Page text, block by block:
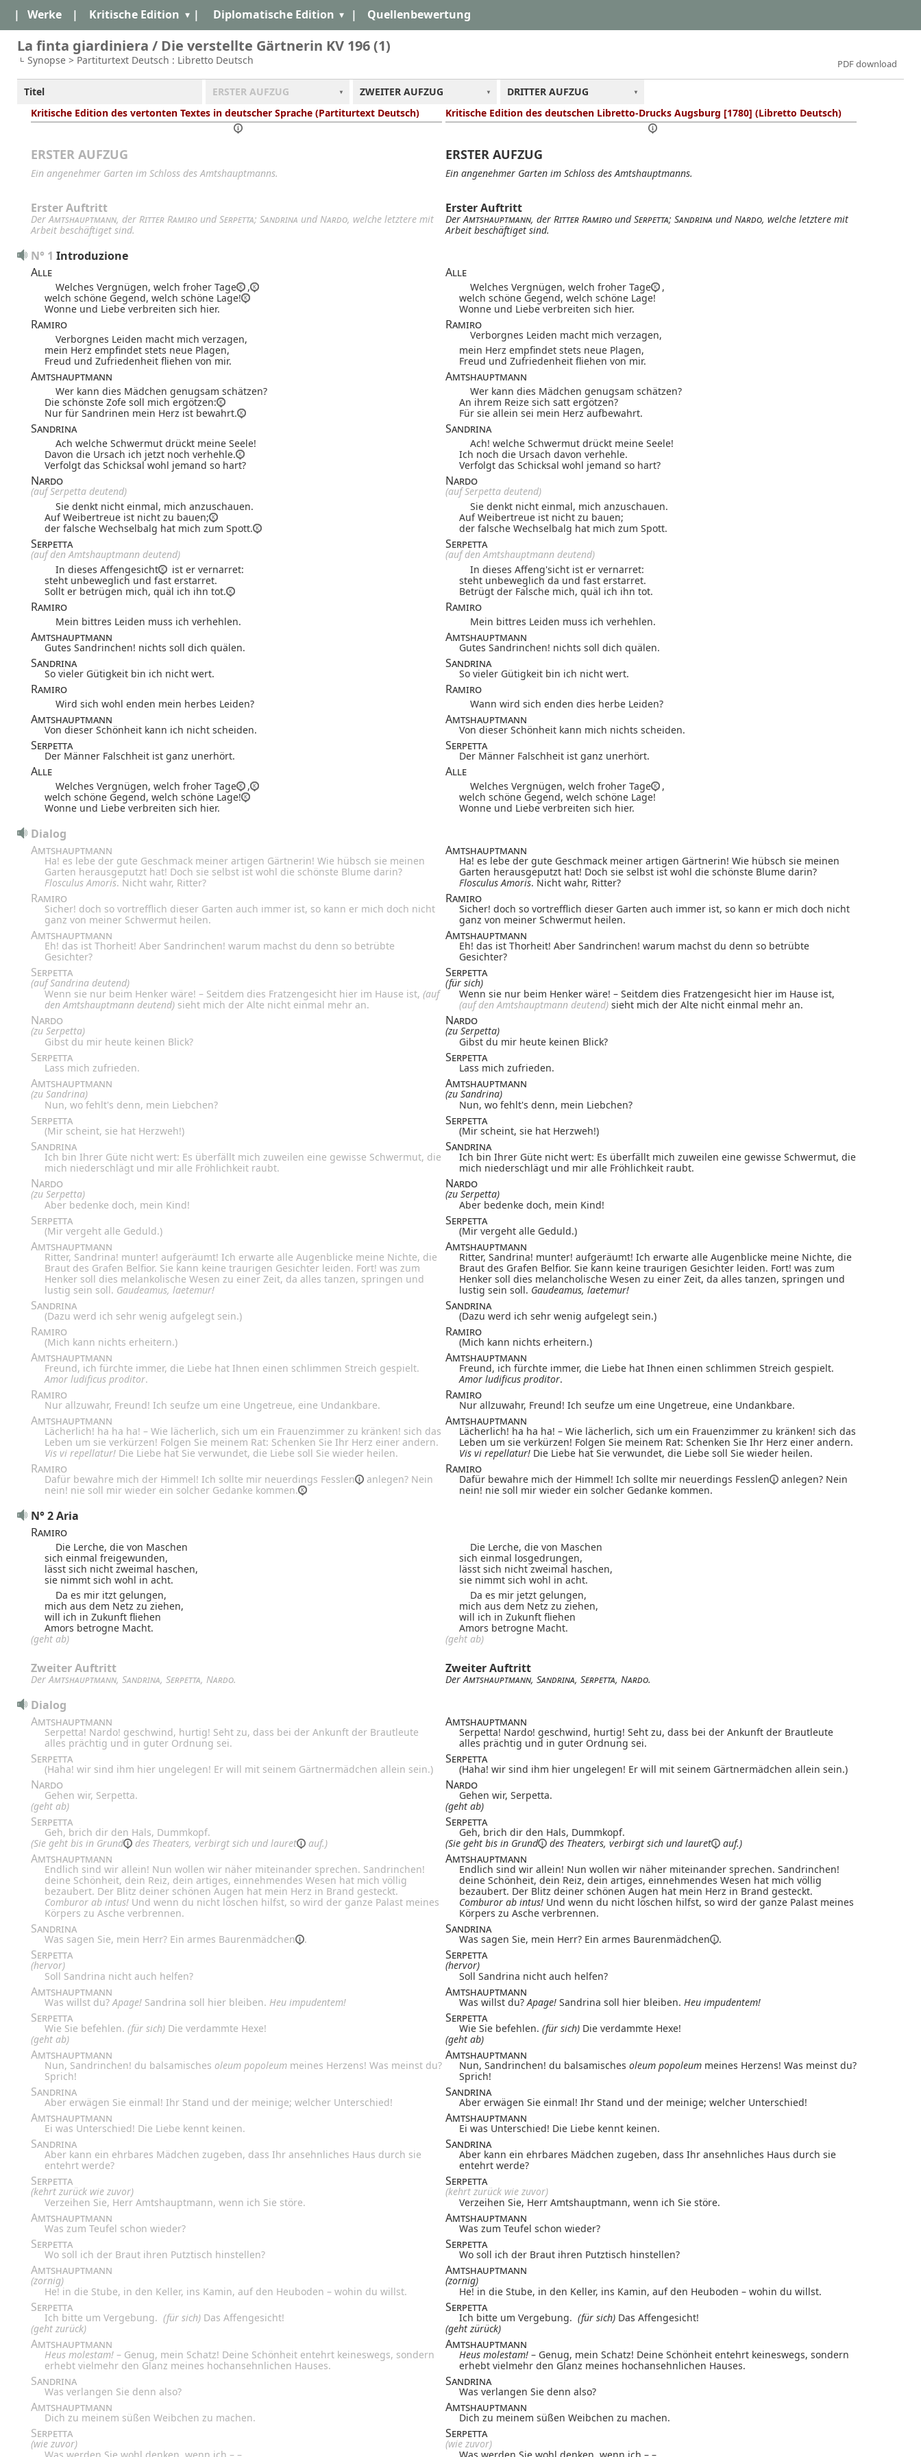
| Werke | Kritische Edition | Diplomatische Edition | Quellenbewertung
La finta giardiniera / Die verstellte Gärtnerin KV 196 (1)
Synopse > Partiturtext Deutsch : Libretto Deutsch PDF download
Titel ERSTER AUFZUG ZWEITER AUFZUG
DRITTER AUFZUG
Kritische Edition des vertonten Textes in deutscher Sprache (Partiturtext Deutsch)
Kritische Edition des deutschen Libretto-Drucks Augsburg [1780] (Libretto Deutsch)
ERSTER AUFZUG ERSTER AUFZUG
Ein angenehmer Garten im Schloss des Amtshauptmanns. Ein angenehmer Garten im Schloss des Amtshauptmanns.
Erster Auftritt Erster Auftritt
Der Amtshauptmann, der Ritter Ramiro und Serpetta; Sandrina und Nardo, welche letztere mit
Arbeit beschäftiget sind.
Der Amtshauptmann, der Ritter Ramiro undSerpetta; Sandrina undNardo, welche letztere mit
Arbeit beschäftiget sind.
N° 1 Introduzione
Alle
Alle
Welches Vergnügen, welch froher Tage , Welches Vergnügen, welch froher Tage
,
welch schöne Gegend, welch schöne Lage! welch schöne Gegend, welch schöne Lage!
Wonne und Liebe verbreiten sich hier. Wonne und Liebe verbreiten sich hier.
Ramiro Ramiro
Verborgnes Leiden macht mich verzagen,
Verborgnes Leiden macht mich verzagen,
mein Herz empfindet stets neue Plagen,
mein Herz empfindet stets neue Plagen,
Freud und Zufriedenheit fliehen von mir.
Freud und Zufriedenheit fliehen von mir.
Amtshauptmann Amtshauptmann
Wer kann dies Mädchen genugsam schätzen?
Wer kann dies Mädchen genugsam schätzen?
Die schönste Zofe soll mich ergötzen:
An ihrem Reize sich satt ergötzen?
Nur für Sandrinen mein Herz ist bewahrt.
Für sie allein sei mein Herz aufbewahrt.
Sandrina Sandrina
Ach welche Schwermut drückt meine Seele!
Ach! welche Schwermut drückt meine Seele!
Davon die Ursach ich jetzt noch verhehle.
Ich noch die Ursach davon verhehle.
Verfolgt das Schicksal wohl jemand so hart?
Verfolgt das Schicksal wohl jemand so hart?
Nardo Nardo
(auf Serpetta deutend)
(auf Serpetta deutend)
Sie denkt nicht einmal, mich anzuschauen.
Sie denkt nicht einmal, mich anzuschauen.
Auf Weibertreue ist nicht zu bauen;
Auf Weibertreue ist nicht zu bauen;
der falsche Wechselbalg hat mich zum Spott.
der falsche Wechselbalg hat mich zum Spott.
Serpetta Serpetta
(auf den Amtshauptmann deutend)
(auf den Amtshauptmann deutend)
In dieses Affengesicht
ist er vernarret:
In dieses Affeng'sicht ist er vernarret:
steht unbeweglich und fast erstarret.
steht unbeweglich da und fast erstarret.
Sollt er betrügen mich, quäl ich ihn tot.
Betrügt der Falsche mich, quäl ich ihn tot.
Ramiro Ramiro
Mein bittres Leiden muss ich verhehlen. Mein bittres Leiden muss ich verhehlen.
Amtshauptmann Amtshauptmann
Gutes Sandrinchen! nichts soll dich quälen. Gutes Sandrinchen! nichts soll dich quälen.
Sandrina Sandrina
So vieler Gütigkeit bin ich nicht wert. So vieler Gütigkeit bin ich nicht wert.
Ramiro Ramiro
Wird sich wohl enden mein herbes Leiden? Wann wird sich enden dies herbe Leiden?
Amtshauptmann Amtshauptmann
Von dieser Schönheit kann ich nicht scheiden. Von dieser Schönheit kann mich nichts scheiden.
Serpetta Serpetta
Der Männer Falschheit ist ganz unerhört. Der Männer Falschheit ist ganz unerhört.
Alle Alle
Welches Vergnügen, welch froher Tage , Welches Vergnügen, welch froher Tage
,
welch schöne Gegend, welch schöne Lage!
welch schöne Gegend, welch schöne Lage!
Wonne und Liebe verbreiten sich hier.
Wonne und Liebe verbreiten sich hier.
Dialog
Amtshauptmann
Amtshauptmann
Ha! es lebe der gute Geschmack meiner artigen Gärtnerin! Wie hübsch sie meinen
Garten herausgeputzt hat! Doch sie selbst ist wohl die schönste Blume darin?
Flosculus Amoris. Nicht wahr, Ritter?
Ha! es lebe der gute Geschmack meiner artigen Gärtnerin! Wie hübsch sie meinen
Garten herausgeputzt hat! Doch sie selbst ist wohl die schönste Blume darin?
Flosculus Amoris. Nicht wahr, Ritter?
Ramiro Ramiro
Sicher! doch so vortrefflich dieser Garten auch immer ist, so kann er mich doch nicht
ganz von meiner Schwermut heilen.
Sicher! doch so vortrefflich dieser Garten auch immer ist, so kann er mich doch nicht
ganz von meiner Schwermut heilen.
Amtshauptmann Amtshauptmann
Eh! das ist Thorheit! Aber Sandrinchen! warum machst du denn so betrübte
Gesichter?
Eh! das ist Thorheit! Aber Sandrinchen! warum machst du denn so betrübte
Gesichter?
Serpetta Serpetta
(auf Sandrina deutend)
(für sich)
Wenn sie nur beim Henker wäre! – Seitdem dies Fratzengesicht hier im Hause ist, (auf
den Amtshauptmann deutend) sieht mich der Alte nicht einmal mehr an.
Wenn sie nur beim Henker wäre! – Seitdem dies Fratzengesicht hier im Hause ist,
(auf den Amtshauptmann deutend) sieht mich der Alte nicht einmal mehr an.
Nardo Nardo
(zu Serpetta)
(zu Serpetta)
Gibst du mir heute keinen Blick?
Gibst du mir heute keinen Blick?
Serpetta Serpetta
Lass mich zufrieden. Lass mich zufrieden.
Amtshauptmann Amtshauptmann
(zu Sandrina)
(zu Sandrina)
Nun, wo fehlt's denn, mein Liebchen?
Nun, wo fehlt's denn, mein Liebchen?
Serpetta Serpetta
(Mir scheint, sie hat Herzweh!) (Mir scheint, sie hat Herzweh!)
Sandrina Sandrina
Ich bin Ihrer Güte nicht wert: Es überfällt mich zuweilen eine gewisse Schwermut, die
mich niederschlägt und mir alle Fröhlichkeit raubt.
Ich bin Ihrer Güte nicht wert: Es überfällt mich zuweilen eine gewisse Schwermut, die
mich niederschlägt und mir alle Fröhlichkeit raubt.
Nardo Nardo
(zu Serpetta)
(zu Serpetta)
Aber bedenke doch, mein Kind!
Aber bedenke doch, mein Kind!
Serpetta Serpetta
(Mir vergeht alle Geduld.) (Mir vergeht alle Geduld.)
Amtshauptmann Amtshauptmann
Ritter, Sandrina! munter! aufgeräumt! Ich erwarte alle Augenblicke meine Nichte, die
Braut des Grafen Belfior. Sie kann keine traurigen Gesichter leiden. Fort! was zum
Henker soll dies melankolische Wesen zu einer Zeit, da alles tanzen, springen und
lustig sein soll. Gaudeamus, laetemur!
Ritter, Sandrina! munter! aufgeräumt! Ich erwarte alle Augenblicke meine Nichte, die
Braut des Grafen Belfior. Sie kann keine traurigen Gesichter leiden. Fort! was zum
Henker soll dies melancholische Wesen zu einer Zeit, da alles tanzen, springen und
lustig sein soll. Gaudeamus, laetemur!
Sandrina Sandrina
(Dazu werd ich sehr wenig aufgelegt sein.) (Dazu werd ich sehr wenig aufgelegt sein.)
Ramiro Ramiro
(Mich kann nichts erheitern.) (Mich kann nichts erheitern.)
Amtshauptmann Amtshauptmann
Freund, ich fürchte immer, die Liebe hat Ihnen einen schlimmen Streich gespielt.
Amor ludificus proditor.
Freund, ich fürchte immer, die Liebe hat Ihnen einen schlimmen Streich gespielt.
Amor ludificus proditor.
Ramiro Ramiro
Nur allzuwahr, Freund! Ich seufze um eine Ungetreue, eine Undankbare. Nur allzuwahr, Freund! Ich seufze um eine Ungetreue, eine Undankbare.
Amtshauptmann Amtshauptmann
Lächerlich! ha ha ha! – Wie lächerlich, sich um ein Frauenzimmer zu kränken! sich das
Leben um sie verkürzen! Folgen Sie meinem Rat: Schenken Sie Ihr Herz einer andern.
Vis vi repellatur! Die Liebe hat Sie verwundet, die Liebe soll Sie wieder heilen.
Lächerlich! ha ha ha! – Wie lächerlich, sich um ein Frauenzimmer zu kränken! sich das
Leben um sie verkürzen! Folgen Sie meinem Rat: Schenken Sie Ihr Herz einer andern.
Vis vi repellatur! Die Liebe hat Sie verwundet, die Liebe soll Sie wieder heilen.
Ramiro Ramiro
Dafür bewahre mich der Himmel! Ich sollte mir neuerdings Fesslen
anlegen? Nein
nein! nie soll mir wieder ein solcher Gedanke kommen.
Dafür bewahre mich der Himmel! Ich sollte mir neuerdings Fesslen
anlegen? Nein
nein! nie soll mir wieder ein solcher Gedanke kommen.
N° 2 Aria
Ramiro
Die Lerche, die von Maschen
Die Lerche, die von Maschen
sich einmal freigewunden,
sich einmal losgedrungen,
lässt sich nicht zweimal haschen,
lässt sich nicht zweimal haschen,
sie nimmt sich wohl in acht.
sie nimmt sich wohl in acht.
Da es mir itzt gelungen,
Da es mir jetzt gelungen,
mich aus dem Netz zu ziehen,
mich aus dem Netz zu ziehen,
will ich in Zukunft fliehen
will ich in Zukunft fliehen
Amors betrogne Macht.
Amors betrogne Macht.
(geht ab)
(geht ab)
Zweiter Auftritt Zweiter Auftritt
Der Amtshauptmann, Sandrina, Serpetta, Nardo. Der Amtshauptmann, Sandrina, Serpetta, Nardo.
Dialog
Amtshauptmann
Amtshauptmann
Serpetta! Nardo! geschwind, hurtig! Seht zu, dass bei der Ankunft der Brautleute
alles prächtig und in guter Ordnung sei.
Serpetta! Nardo! geschwind, hurtig! Seht zu, dass bei der Ankunft der Brautleute
alles prächtig und in guter Ordnung sei.
Serpetta Serpetta
(Haha! wir sind ihm hier ungelegen! Er will mit seinem Gärtnermädchen allein sein.) (Haha! wir sind ihm hier ungelegen! Er will mit seinem Gärtnermädchen allein sein.)
Nardo Nardo
Gehen wir, Serpetta.
Gehen wir, Serpetta.
(geht ab)
(geht ab)
Serpetta Serpetta
Geh, brich dir den Hals, Dummkopf.
Geh, brich dir den Hals, Dummkopf.
(Sie geht bis in Grund des Theaters, verbirgt sich und lauret auf.) (Sie geht bis in Grund des Theaters, verbirgt sich undlauret auf.)
Amtshauptmann Amtshauptmann
Endlich sind wir allein! Nun wollen wir näher miteinander sprechen. Sandrinchen!
deine Schönheit, dein Reiz, dein artiges, einnehmendes Wesen hat mich völlig
bezaubert. Der Blitz deiner schönen Augen hat mein Herz in Brand gesteckt.
Comburor ab intus! Und wenn du nicht löschen hilfst, so wird der ganze Palast meines
Körpers zu Asche verbrennen.
Endlich sind wir allein! Nun wollen wir näher miteinander sprechen. Sandrinchen!
deine Schönheit, dein Reiz, dein artiges, einnehmendes Wesen hat mich völlig
bezaubert. Der Blitz deiner schönen Augen hat mein Herz in Brand gesteckt.
Comburor ab intus! Und wenn du nicht löschen hilfst, so wird der ganze Palast meines
Körpers zu Asche verbrennen.
Sandrina Sandrina
Was sagen Sie, mein Herr? Ein armes Baurenmädchen . Was sagen Sie, mein Herr? Ein armes Baurenmädchen .
Serpetta Serpetta
(hervor)
(hervor)
Soll Sandrina nicht auch helfen?
Soll Sandrina nicht auch helfen?
Amtshauptmann Amtshauptmann
Was willst du? Apage! Sandrina soll hier bleiben. Heu impudentem! Was willst du? Apage! Sandrina soll hier bleiben. Heu impudentem!
Serpetta Serpetta
Wie Sie befehlen. (für sich) Die verdammte Hexe! Wie Sie befehlen. (für sich) Die verdammte Hexe!
(geht ab)
(geht ab)
Amtshauptmann Amtshauptmann
Nun, Sandrinchen! du balsamisches oleum popoleum meines Herzens! Was meinst du?
Sprich!
Nun, Sandrinchen! du balsamisches oleum popoleum meines Herzens! Was meinst du?
Sprich!
Sandrina Sandrina
Aber erwägen Sie einmal! Ihr Stand und der meinige; welcher Unterschied! Aber erwägen Sie einmal! Ihr Stand und der meinige; welcher Unterschied!
Amtshauptmann Amtshauptmann
Ei was Unterschied! Die Liebe kennt keinen. Ei was Unterschied! Die Liebe kennt keinen.
Sandrina Sandrina
Aber kann ein ehrbares Mädchen zugeben, dass Ihr ansehnliches Haus durch sie
entehrt werde?
Aber kann ein ehrbares Mädchen zugeben, dass Ihr ansehnliches Haus durch sie
entehrt werde?
Serpetta Serpetta
(kehrt zurück wie zuvor)
(kehrt zurück wie zuvor)
Verzeihen Sie, Herr Amtshauptmann, wenn ich Sie störe.
Verzeihen Sie, Herr Amtshauptmann, wenn ich Sie störe.
Amtshauptmann Amtshauptmann
Was zum Teufel schon wieder? Was zum Teufel schon wieder?
Serpetta Serpetta
Wo soll ich der Braut ihren Putztisch hinstellen? Wo soll ich der Braut ihren Putztisch hinstellen?
Amtshauptmann Amtshauptmann
(zornig)
(zornig)
He! in die Stube, in den Keller, ins Kamin, auf den Heuboden – wohin du willst.
He! in die Stube, in den Keller, ins Kamin, auf den Heuboden – wohin du willst.
Serpetta Serpetta
Ich bitte um Vergebung. (für sich) Das Affengesicht! Ich bitte um Vergebung. (für sich) Das Affengesicht!
(geht zurück)
(geht zürück)
Amtshauptmann Amtshauptmann
Heus molestam! – Genug, mein Schatz! Deine Schönheit entehrt keineswegs, sondern
erhebt vielmehr den Glanz meines hochansehnlichen Hauses.
Heus molestam! – Genug, mein Schatz! Deine Schönheit entehrt keineswegs, sondern
erhebt vielmehr den Glanz meines hochansehnlichen Hauses.
Sandrina Sandrina
Was verlangen Sie denn also? Was verlangen Sie denn also?
Amtshauptmann Amtshauptmann
Dich zu meinem süßen Weibchen zu machen. Dich zu meinem süßen Weibchen zu machen.
Serpetta Serpetta
(wie zuvor)
(wie zuvor)
Was werden Sie wohl denken, wenn ich – –
Was werden Sie wohl denken, wenn ich – –